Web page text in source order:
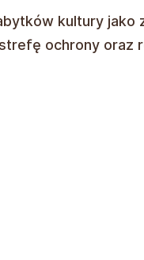
kultury jako
ochrony oraz